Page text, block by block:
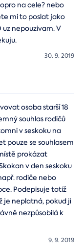
na cele? nebo
mi to poslat jako
nepouzivam. V
30. 9. 2019
osoba starší 18
souhlas rodičů
v seskoku na
pouze se souhlasem
prokázat
v den seskoku
rodiče nebo
Podepisuje totiž
je neplatná, pokud ji
nezpůsobilá k
9. 9. 2019